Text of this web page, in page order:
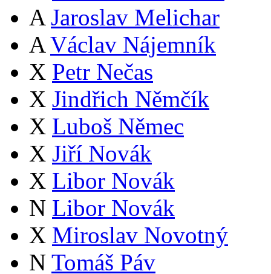
A Jaroslav Melichar
A Václav Nájemník
X Petr Nečas
X Jindřich Němčík
X Luboš Němec
X Jiří Novák
X Libor Novák
N Libor Novák
X Miroslav Novotný
N Tomáš Páv